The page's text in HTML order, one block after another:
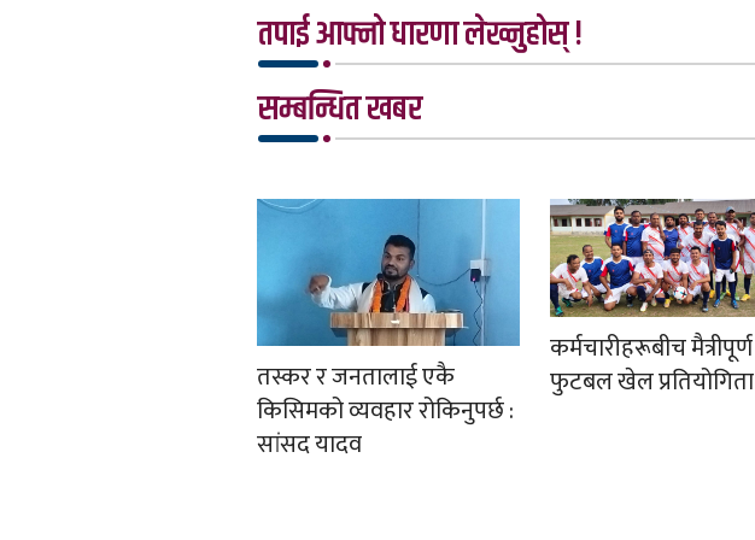
तपाई आफ्नो धारणा लेख्नुहोस् !
सम्बन्धित खबर
तस्कर र जनतालाई एकै
किसिमको व्यवहार रोकिनुपर्छ :
सांसद यादव
कर्मचारीहरूबीच मैत्रीपूर्ण
फुटबल खेल प्रतियोगिता